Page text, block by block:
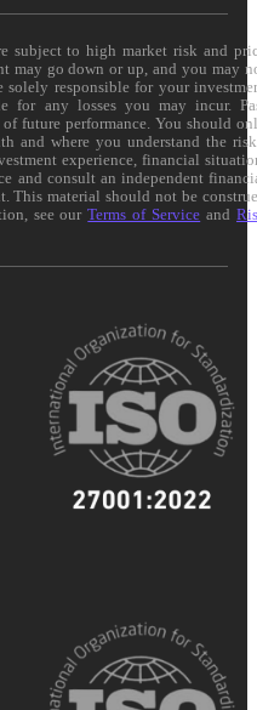
subject to high market risk and
may go down or up, and you may
solely responsible for your
for any losses you may incur.
future performance. You should
and where you understand the
experience, financial
and consult an independent
This material should not be
see ourTerms of Service and